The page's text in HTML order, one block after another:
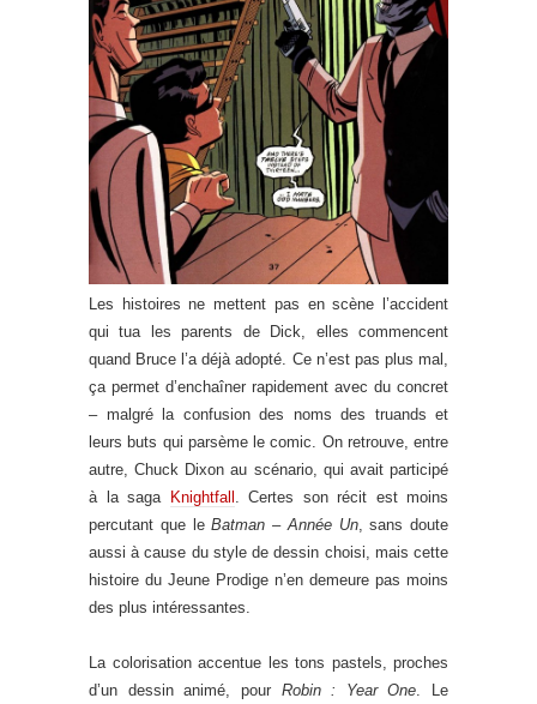
Les histoires ne mettent pas en scène l’accident
qui tua les parents de Dick, elles commencent
quand Bruce l’a déjà adopté. Ce n’est pas plus mal,
ça permet d’enchaîner rapidement avec du concret
– malgré la confusion des noms des truands et
leurs buts qui parsème le comic. On retrouve, entre
autre, Chuck Dixon au scénario, qui avait participé
à la saga Knightfall . Certes son récit est moins
percutant que leBatman – Année Un, sans doute
aussi à cause du style de dessin choisi, mais cette
histoire du Jeune Prodige n’en demeure pas moins
des plus intéressantes.
La colorisation accentue les tons pastels, proches
d’un dessin animé, pour Robin : Year One. Le